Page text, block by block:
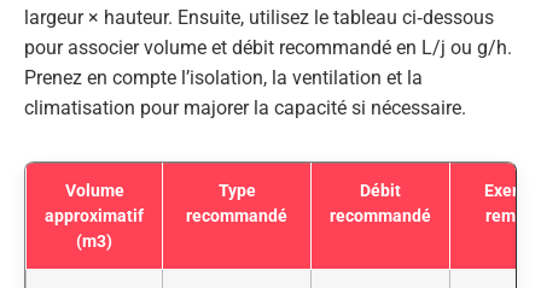
largeur × hauteur. Ensuite, utilisez le tableau ci‑dessous
pour associer volume et débit recommandé en L/j ou g/h.
Prenez en compte l’isolation, la ventilation et la
climatisation pour majorer la capacité si nécessaire.
Volume
approximatif
(m3)
Type
recommandé
Débit
recommandé